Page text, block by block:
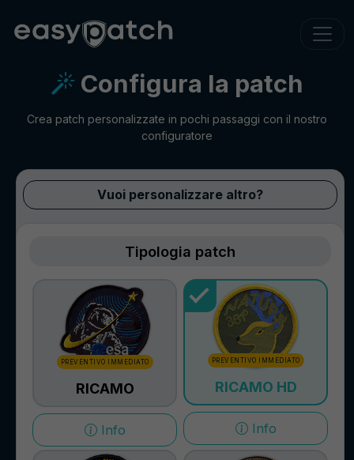
Configura la patch
Crea patch personalizzate in pochi passaggi con il nostro
configuratore
Vuoi personalizzare altro?
Tipologia patch
PREVENTIVO IMMEDIATO
RICAMO
Info
PREVENTIVO IMMEDIATO
RICAMO HD
Info